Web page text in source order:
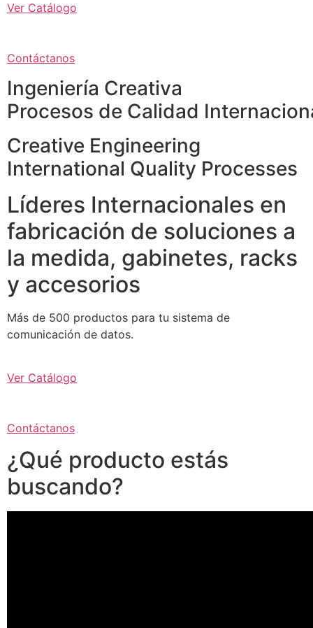
Ver Catálogo
Contáctanos
Ingeniería Creativa
Procesos de Calidad
Creative Engineering
International Quality Processes
Líderes Internacionales en
fabricación de soluciones a
la medida, gabinetes, racks
y accesorios
Más de 500 productos para tu sistema de
comunicación de datos.
Ver Catálogo
Contáctanos
¿Qué producto estás
buscando?